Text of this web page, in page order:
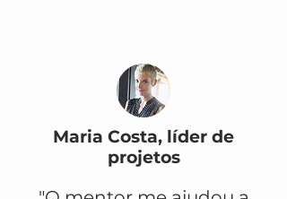
Maria Costa, líder de
projetos